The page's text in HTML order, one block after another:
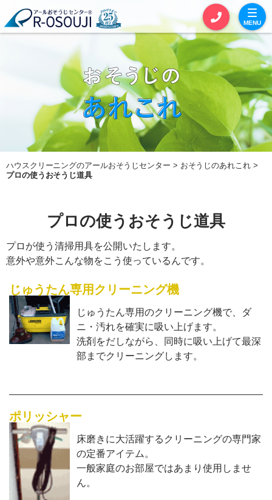
MENU
お見積りカート お問い合わせ
サービス一覧
セットおそうじ
単品おそうじ
全体おそうじ
定期おそうじ
対応エリア
アールおそうじセンターについて
ハウスクリーニングのアールおそうじセンター
おそうじのあれこれ
プロの使うおそうじ道具
プロの使うおそうじ道具
プロが使う清掃用具を公開いたします。
意外や意外こんな物をこう使っているんです。
じゅうたん専用クリーニング機
じゅうたん専用のクリーニング機で、ダ
ニ・汚れを確実に吸い上げます。
洗剤をだしながら、同時に吸い上げて最深
部までクリーニングします。
ポリッシャー
床磨きに大活躍するクリーニングの専門家
の定番アイテム。
一般家庭のお部屋ではあまり使用しませ
ん。